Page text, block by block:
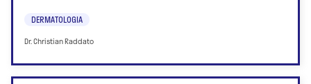
DERMATOLOGIA
Dr. Christian Raddato